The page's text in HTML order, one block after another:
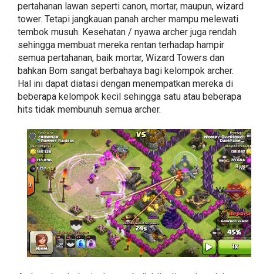
pertahanan lawan seperti canon, mortar, maupun, wizard
tower. Tetapi jangkauan panah archer mampu melewati
tembok musuh. Kesehatan / nyawa archer juga rendah
sehingga membuat mereka rentan terhadap hampir
semua pertahanan, baik mortar, Wizard Towers dan
bahkan Bom sangat berbahaya bagi kelompok archer.
Hal ini dapat diatasi dengan menempatkan mereka di
beberapa kelompok kecil sehingga satu atau beberapa
hits tidak membunuh semua archer.